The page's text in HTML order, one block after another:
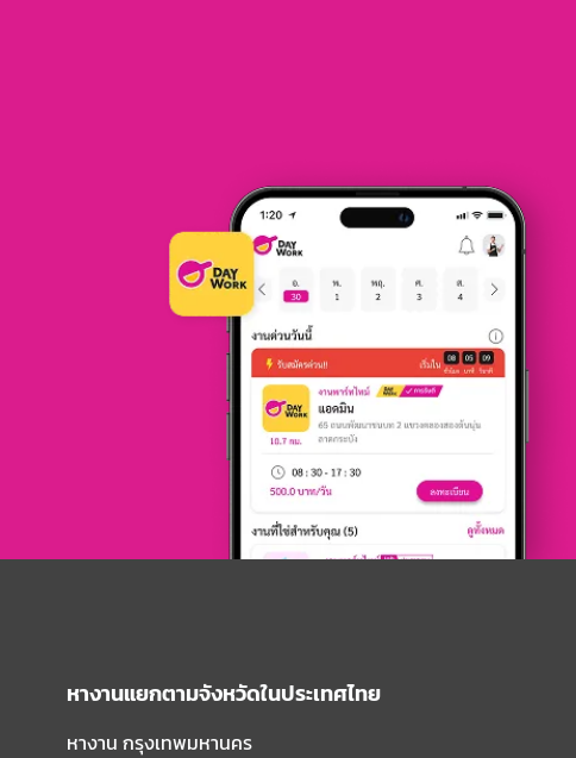
หางานแยกตามจังหวัดในประเทศไทย
หางาน กรุงเทพมหานคร